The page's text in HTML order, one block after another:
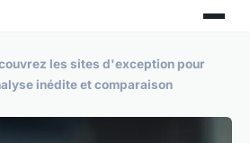
les sites d'exception pour
inédite et comparaison